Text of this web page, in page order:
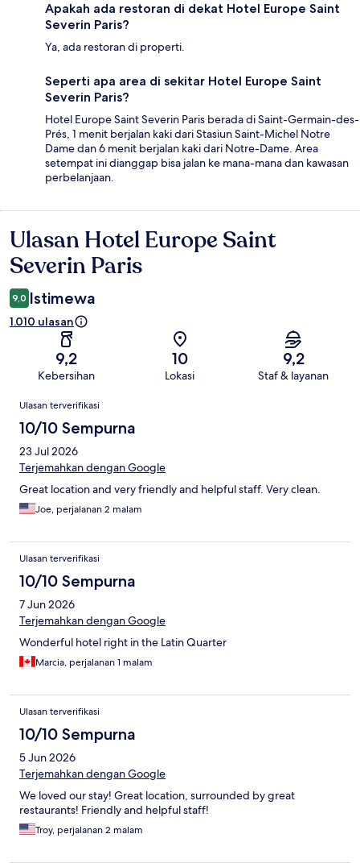
Apakah ada restoran di dekat Hotel Europe Saint
Severin Paris?
Ya, ada restoran di properti.
Seperti apa area di sekitar Hotel Europe Saint
Severin Paris?
Hotel Europe Saint Severin Paris berada di Saint-Germain-des-
Prés, 1 menit berjalan kaki dari Stasiun Saint-Michel Notre
Dame dan 6 menit berjalan kaki dari Notre-Dame. Area
setempat ini dianggap bisa jalan ke mana-mana dan kawasan
perbelanjaan.
Ulasan
Ulasan Hotel Europe Saint
Severin Paris
9,0 Istimewa
1.010 ulasan
9,2
Kebersihan
10
Lokasi
9,2
Staf & layanan
Ulasan
Ulasan terverifikasi
10/10 Sempurna
23 Jul 2026
Terjemahkan dengan Google
Great location and very friendly and helpful staff. Very clean.
Joe, perjalanan 2 malam
Ulasan terverifikasi
10/10 Sempurna
7 Jun 2026
Terjemahkan dengan Google
Wonderful hotel right in the Latin Quarter
Marcia, perjalanan 1 malam
Ulasan terverifikasi
10/10 Sempurna
5 Jun 2026
Terjemahkan dengan Google
We loved our stay! Great location, surrounded by great
restaurants! Friendly and helpful staff!
Troy, perjalanan 2 malam